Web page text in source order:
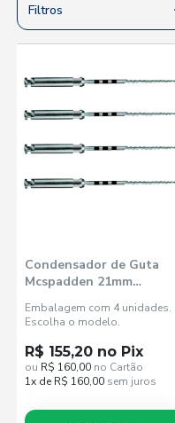
Filtros
Condensador de Guta
Mcspadden 21mm
Embalagem com 4 unidades.
Escolha o modelo.
R$ 155,20 no Pix
ou R$ 160,00 no Cartão
1x de R$ 160,00 sem juros